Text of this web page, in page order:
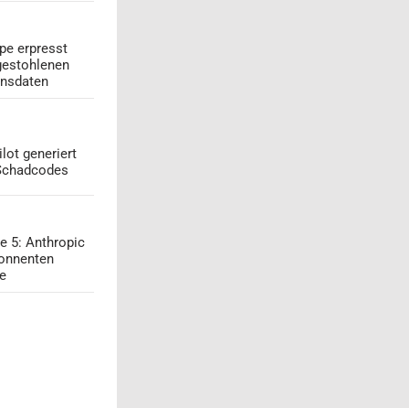
erpresst
generiert
5: Anthropic